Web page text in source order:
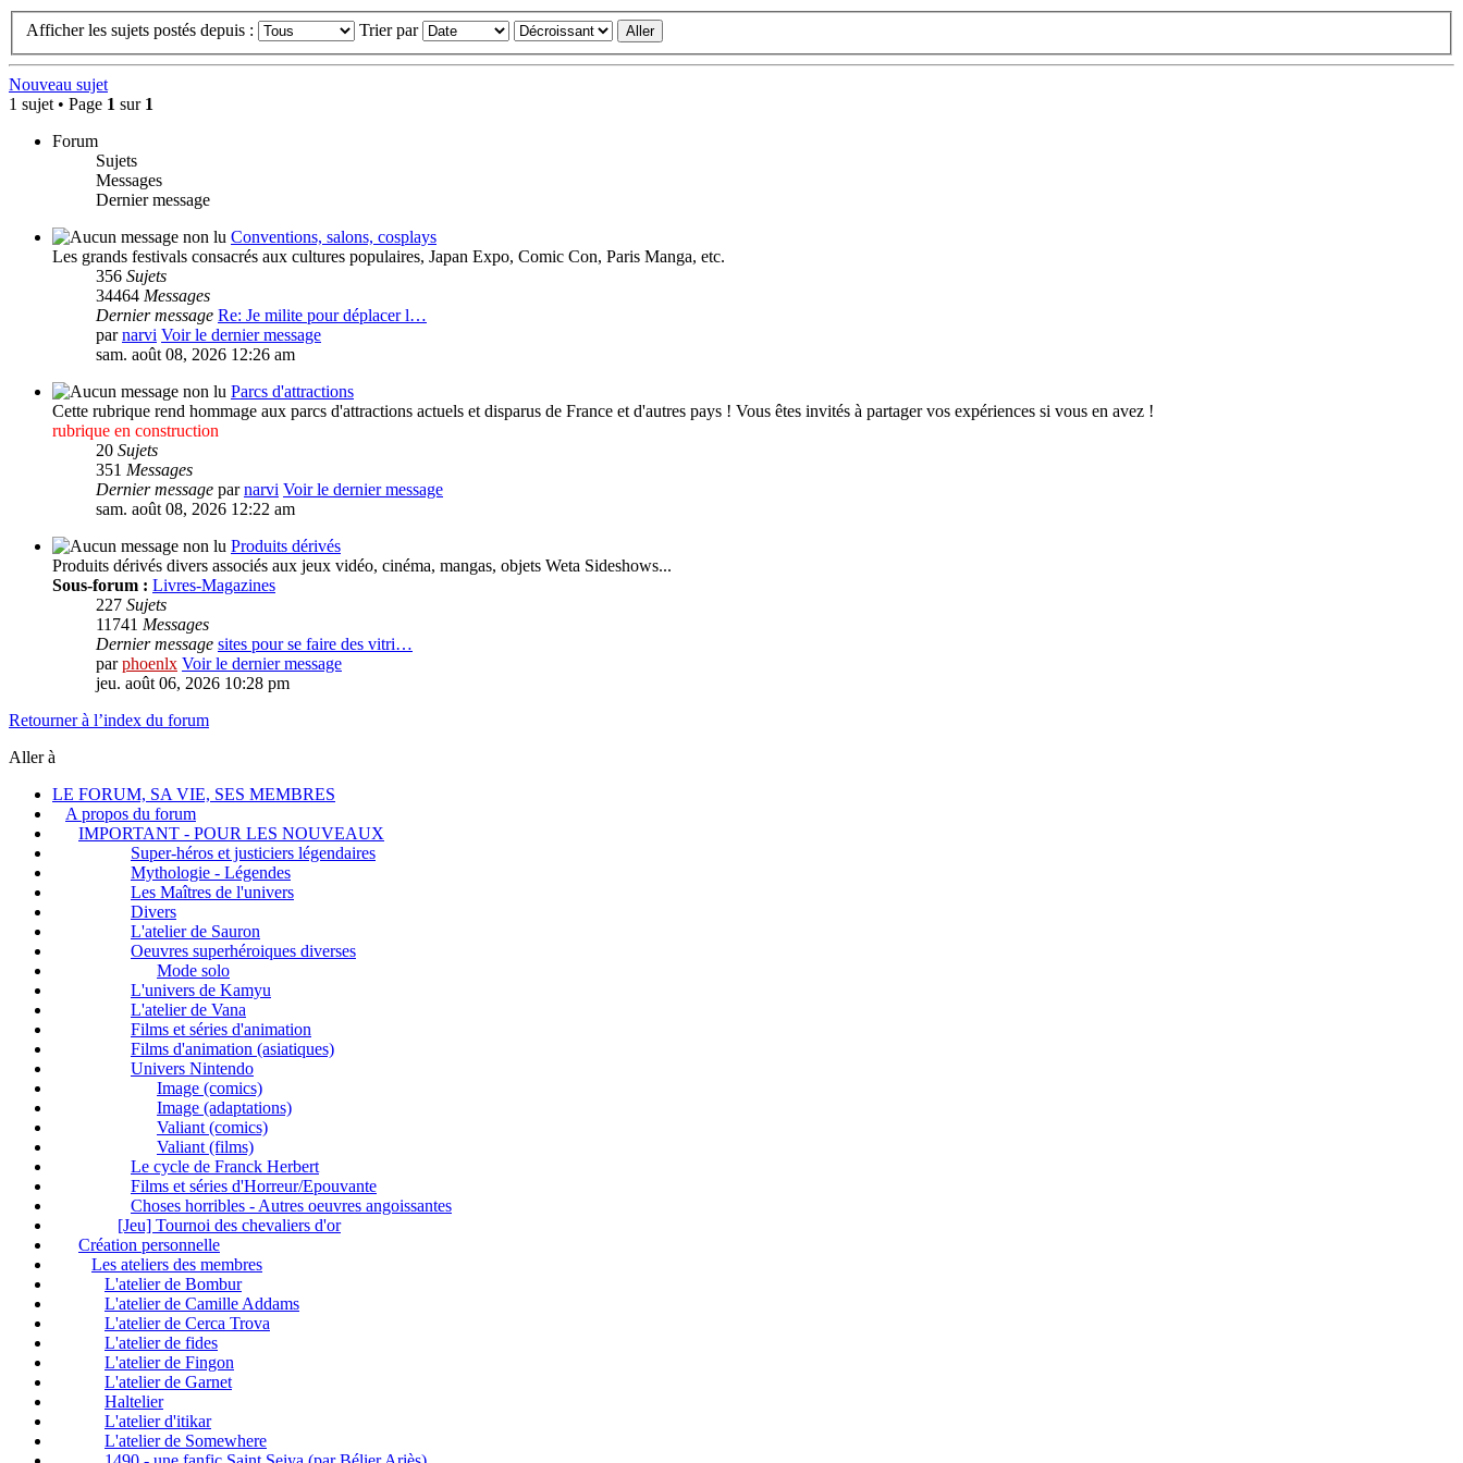
Afficher les sujets postés depuis : Trier par
Nouveau sujet
1 sujet • Page 1 sur 1
Forum
Sujets
Messages
Dernier message
Conventions, salons, cosplays
Les grands festivals consacrés aux cultures populaires, Japan Expo, Comic Con, Paris Manga, etc.
356 Sujets
34464 Messages
Dernier message Re: Je milite pour déplacer l…
parnarvi Voir le dernier message
sam. août 08, 2026 12:26 am
Parcs d'attractions
Cette rubrique rend hommage aux parcs d'attractions actuels et disparus de France et d'autres pays ! Vous êtes invités à partager vos expériences si vous en avez !
rubrique en construction
20 Sujets
351 Messages
Dernier message parnarvi Voir le dernier message
sam. août 08, 2026 12:22 am
Produits dérivés
Produits dérivés divers associés aux jeux vidéo, cinéma, mangas, objets Weta Sideshows...
Sous-forum : Livres-Magazines
227 Sujets
11741 Messages
Dernier message sites pour se faire des vitri…
parphoenlx Voir le dernier message
jeu. août 06, 2026 10:28 pm
Retourner à l’index du forum
Aller à
LE FORUM, SA VIE, SES MEMBRES
A propos du forum
IMPORTANT - POUR LES NOUVEAUX
Super-héros et justiciers légendaires
Mythologie - Légendes
Les Maîtres de l'univers
Divers
L'atelier de Sauron
Oeuvres superhéroiques diverses
Mode solo
L'univers de Kamyu
L'atelier de Vana
Films et séries d'animation
Films d'animation (asiatiques)
Univers Nintendo
Image (comics)
Image (adaptations)
Valiant (comics)
Valiant (films)
Le cycle de Franck Herbert
Films et séries d'Horreur/Epouvante
Choses horribles - Autres oeuvres angoissantes
[Jeu] Tournoi des chevaliers d'or
Création personnelle
Les ateliers des membres
L'atelier de Bombur
L'atelier de Camille Addams
L'atelier de Cerca Trova
L'atelier de fides
L'atelier de Fingon
L'atelier de Garnet
Haltelier
L'atelier d'itikar
L'atelier de Somewhere